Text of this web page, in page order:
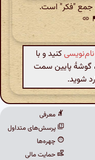
جمع "فکر" است.
link
نام‌نویسیکنید و با
گوشهٔ پایین سمت
شوید.
معرفی
پرسش‌های متداول
چهره‌ها
حمایت مالی